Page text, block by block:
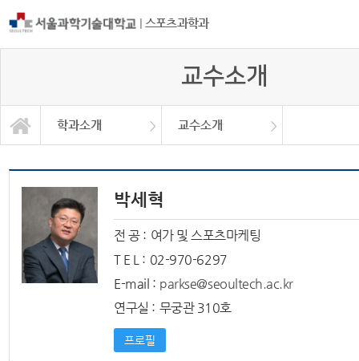
| 스포츠과학과
교수소개
학과소개 교수소개
학과소개
교과과정
학사정보
대학원
정보광장
커뮤니티
학과소개
학과장인사말
교수소개
명예학과장소개
명예교수소개
연혁
박세혁
전 공 : 여가 및 스포츠마케팅
T E L : 02-970-6297
E-mail : parkse@seoultech.ac.kr
연구실 : 무궁관 310호
프로필